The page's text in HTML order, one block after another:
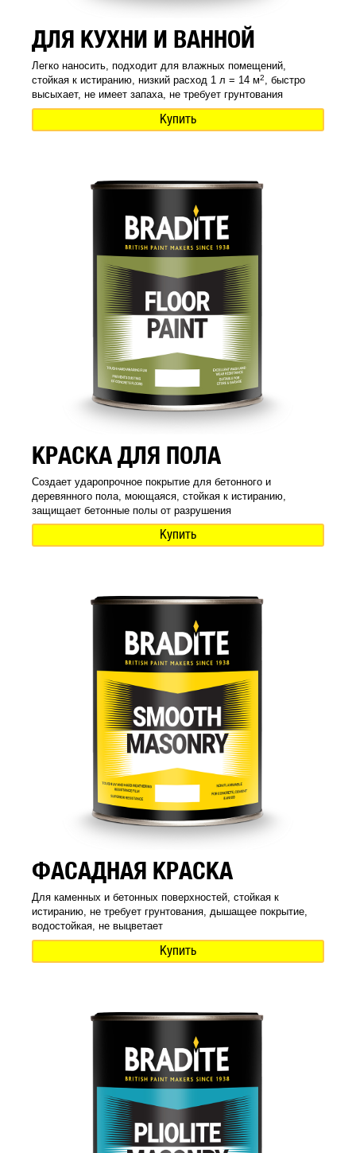
ДЛЯ КУХНИ И ВАННОЙ
Легко наносить, подходит для влажных помещений,
стойкая к истиранию, низкий расход 1 л = 14 м2, быстро
высыхает, не имеет запаха, не требует грунтования
Купить
КРАСКА ДЛЯ ПОЛА
Создает ударопрочное покрытие для бетонного и
деревянного пола, моющаяся, стойкая к истиранию,
защищает бетонные полы от разрушения
Купить
ФАСАДНАЯ КРАСКА
Для каменных и бетонных поверхностей, стойкая к
истиранию, не требует грунтования, дышащее покрытие,
водостойкая, не выцветает
Купить